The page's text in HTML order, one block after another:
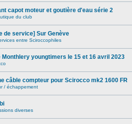
capot moteur et goutière d'eau série 2
du club
de service] Sur Genève
entre Sciroccophiles
Monthlery youngtimers le 15 et 16 avril 2023
câble compteur pour Scirocco mk2 1600 FR
/ échappement
diverses